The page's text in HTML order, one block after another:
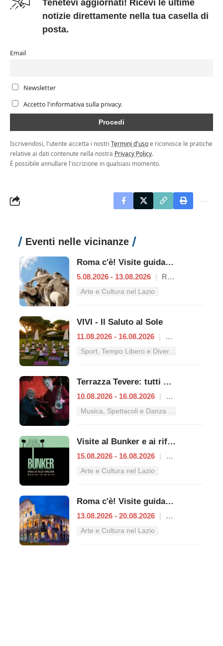
Tenetevi aggiornati! Ricevi le ultime
notizie direttamente nella tua casella di
posta.
Email
Newsletter
Accetto l'informativa sulla privacy.
Iscrivendosi, l'utente accetta i nostri Termini d'usoe riconosce le pratiche
relative ai dati contenute nella nostra Privacy Policy.
È possibile annullare l'iscrizione in qualsiasi momento.
Eventi nelle vicinanze
Roma c'è! Visite guidate (anche per bambini) dal 5 al 13 agosto 2026
5.08.2026 - 13.08.2026 | Roma
Arte e Cultura nel Lazio
VIVI - Il Saluto al Sole
11.08.2026 - 16.08.2026 |
Sport, Tempo Libero e Divertimento nel Lazio
Terrazza Tevere: tutti gli appuntamenti dal 10 al 16 agosto
10.08.2026 - 16.08.2026 |
Musica, Spettacoli e Danza nel Lazio
Visite al Bunker e ai rifugi antiaerei
15.08.2026 - 16.08.2026 |
Arte e Cultura nel Lazio
Roma c'è! Visite guidate (anche per bambini) dal 13 al 20 agosto 2026
13.08.2026 - 20.08.2026 |
Arte e Cultura nel Lazio